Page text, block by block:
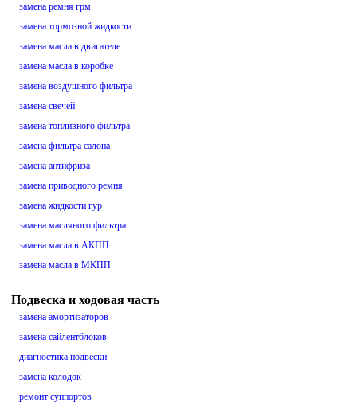
замена ремня грм
замена тормозной жидкости
замена масла в двигателе
замена масла в коробке
замена воздушного фильтра
замена свечей
замена топливного фильтра
замена фильтра салона
замена антифриза
замена приводного ремня
замена жидкости гур
замена масляного фильтра
замена масла в АКПП
замена масла в МКПП
Подвеска и ходовая часть
замена амортизаторов
замена сайлентблоков
диагностика подвески
замена колодок
ремонт суппортов